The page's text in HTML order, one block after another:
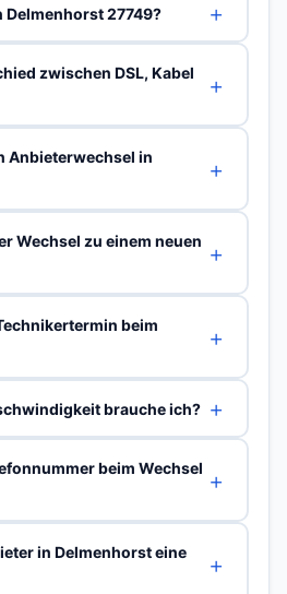
Delmenhorst 27749?
zwischen DSL, Kabel
Anbieterwechsel in
Wechsel zu einem neuen
beim
brauche ich?
beim Wechsel
in Delmenhorst eine